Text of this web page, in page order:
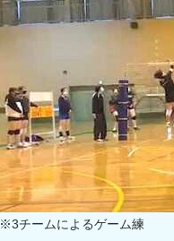
※3チームによるゲーム練